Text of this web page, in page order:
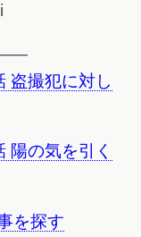
盗撮犯に対し
陽の気を引く
を探す